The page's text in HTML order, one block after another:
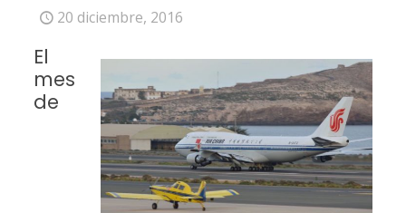
20 diciembre, 2016
El
mes
de